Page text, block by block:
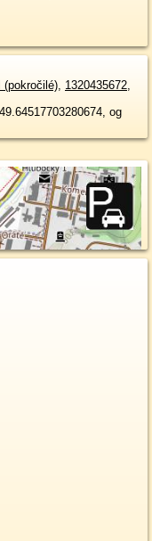
(pokročilé), 1320435672,
og